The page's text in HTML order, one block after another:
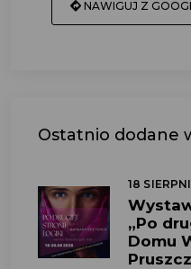
NAWIGUJ Z
Ostatnio dodane
18
„Po
Domu